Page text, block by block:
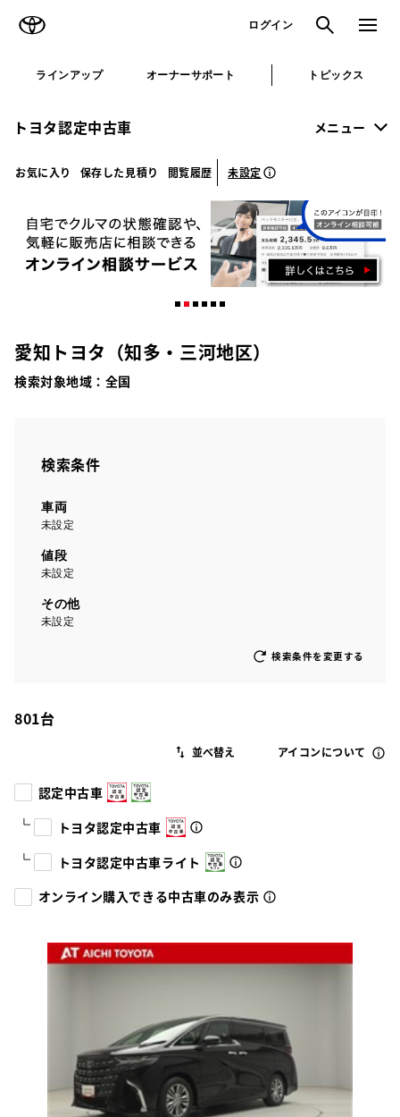
ログイン 検索 メニュ
ラインアップ オーナーサポート トピックス
トヨタ認定中古車 メニュー
お気に入り 保存した見積り 閲覧履歴 未設定
愛知トヨタ（知多・三河地区）
検索対象地域： 全国
検索条件
車両
未設定
値段
未設定
その他
未設定
検索条件を変更する
801台
アイコンについて
認定中古車
トヨタ認定中古車
トヨタ認定中古車ライト
オンライン購入できる中古車のみ表示